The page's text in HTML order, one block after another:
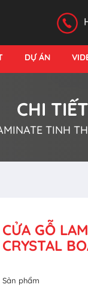
DỰ ÁN
CHI TIẾT
TINH
CỬA GỖ
CRYSTAL
Sản phẩm